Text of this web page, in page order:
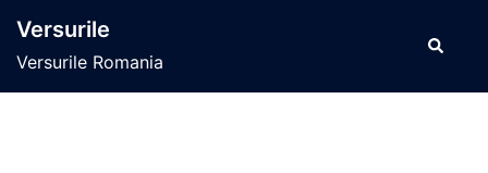
conținut
Versurile
Versurile Romania
Caută